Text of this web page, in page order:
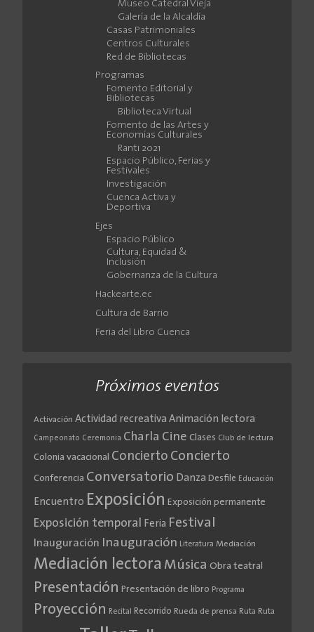
Museo Catedral Vieja
Galería de la Alcaldía
Casas Patrimoniales
Centros Culturales
Red de Bibliotecas
Programas
Fomento Editorial y
Bibliotecas
Biblioteca Virtual
Fomento de las Artes y
Economías Culturales
Ranti 2021
Espacio Público, Ferias y
Festivales
Investigación
Cuenca Activa y
Deportiva
Ejes
Espacio Público
Cultura, Equidad &
Inclusión
Gobernanza de la Cultura
Hackearte.ec
Cultura de Barrio
Feria del Libro Cuenca
Próximos eventos
Activación Actividad recreativa Animación lectora
Campeonato Ceremonia Charla Cine Clases Club de lectura
Colonia vacacional Concierto Concierto
Conferencia Conversatorio Danza Desfile Educación
Encuentro Exposición Exposición permanente
Exposición temporal Feria Festival
Inauguración Inauguración Literatura Mediación
Mediación lectora Música Obra teatral
Presentación Presentación de libro Programa
Proyección Recital Recorrido Rueda de prensa Ruta Ruta